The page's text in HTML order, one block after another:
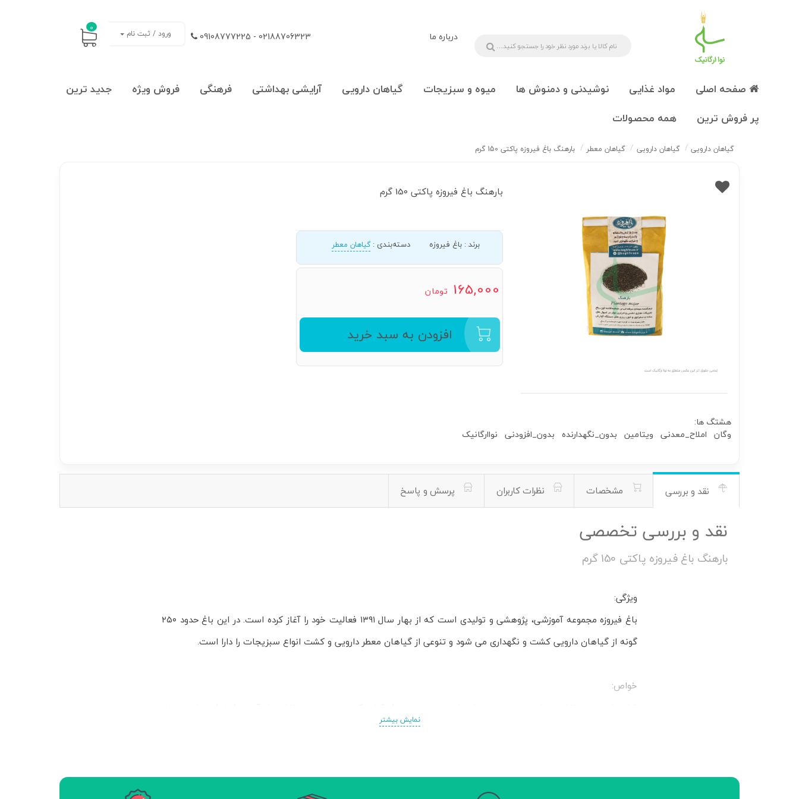
درباره ما 02188706323 - 09108777225 ورود / ثبت نام 0
صفحه اصلی مواد غذایی نوشیدنی و دمنوش ها میوه و سبزیجات گیاهان دارویی آرایشی بهداشتی فرهنگی فروش ویژه
جدید ترین
پر فروش ترین
همه محصولات
گیاهان دارویی گیاهان دارویی گیاهان معطر بارهنگ باغ فیروزه پاکتی 150 گرم
بارهنگ باغ فیروزه پاکتی 150 گرم
برند:باغ فیروزه دسته‌بندی :گیاهان معطر
165,000 تومان
افزودن به سبد خرید
هشتگ ها:
وگان املاح_معدنی ویتامین بدون_نگهدارنده بدون_افزودنی نواارگانیک
نقد و بررسی مشخصات نظرات کاربران پرسش و پاسخ
نقد و بررسی تخصصی
بارهنگ باغ فیروزه پاکتی 150 گرم
ویژگی:
باغ فیروزه مجموعه آموزشی، پژوهشی و تولیدی است که از بهار سال ۱۳۹۱ فعالیت خود را آغاز کرده است. در این باغ حدود ۲۵۰
گونه از گیاهان دارویی کشت و نگهداری می شود و تنوعی از گیاهان معطر دارویی و کشت انواع سبزیجات را دارا است.
خواص:
بیماری‌های ریوی، تب‌بر، معرق، مدر و معالج اسهال خونی، رفع اختلالات کلیوی و معالجه‌ی کولیک، مالاریا، سرفه، آسم برونشیتی
لوزه‌ها و خون‌ریزی لثه، موثر است.
نمایش بیشتر